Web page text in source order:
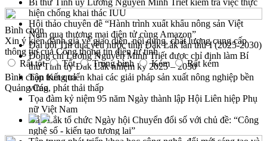
Bí thư Tỉnh ủy Lương Nguyễn Minh Triết kiểm tra việc thực
hiện chống khai thác IUU
Hội thảo chuyên đề “Hành trình xuất khẩu nông sản Việt
Nam qua thương mại điện tử cùng Amazon”
Đại hội Thi đua yêu nước tỉnh Đắk Lắk lần thứ I (2025-2030)
Đồng chí Lương Nguyễn Minh Triết được chỉ định làm Bí
thư Tỉnh ủy Đắk Lắk nhiệm kỳ 2025 – 2030
Tập trung triển khai các giải pháp sản xuất nông nghiệp bền
vững, phát thải thấp
Tọa đàm kỷ niệm 95 năm Ngày thành lập Hội Liên hiệp Phụ
nữ Việt Nam
Đắk Lắk tổ chức Ngày hội Chuyển đổi số với chủ đề: “Công
nghệ số - kiến tạo tương lai”
Bình chọn
Xin ý kiến đánh giá về giao diện, nội dung, chất lượng cung cấp
thông tin của Cổng thông tin điện tử tỉnh
Rất tốt
Tốt Trung bình Kém
Rất kém
Bình chọnKết quả
Quảng Cáo